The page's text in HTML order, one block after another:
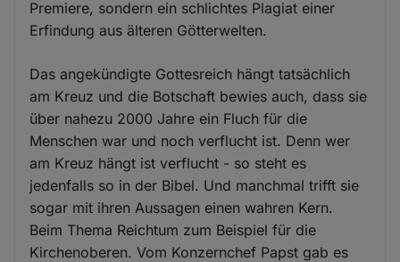
Premiere, sondern ein schlichtes Plagiat einer
Erfindung aus älteren Götterwelten.
Das angekündigte Gottesreich hängt tatsächlich
am Kreuz und die Botschaft bewies auch, dass sie
über nahezu 2000 Jahre ein Fluch für die
Menschen war und noch verflucht ist. Denn wer
am Kreuz hängt ist verflucht - so steht es
jedenfalls so in der Bibel. Und manchmal trifft sie
sogar mit ihren Aussagen einen wahren Kern.
Beim Thema Reichtum zum Beispiel für die
Kirchenoberen. Vom Konzernchef Papst gab es